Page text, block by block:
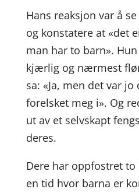
Hans reaksjon var å
og konstatere at «det
man har to barn».
kjærlig og nærmest
sa: «Ja, men det var
forelsket meg i». Og
ut av et selvskapt
deres.
Dere har oppfostret to
en tid hvor barna er